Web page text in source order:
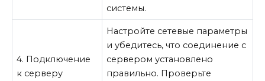
системы.
4. Подключение
к серверу
Настройте сетевые параметры
и убедитесь, что соединение с
сервером установлено
правильно. Проверьте